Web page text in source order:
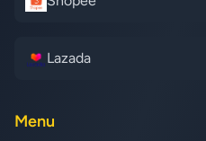
Lazada
Menu